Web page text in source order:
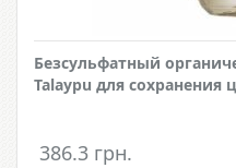
Безсульфатный
Talaypu для сохранения
386.3 грн.